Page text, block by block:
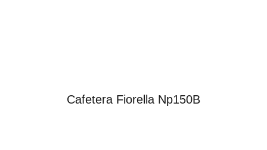
Cafetera Fiorella Np150B